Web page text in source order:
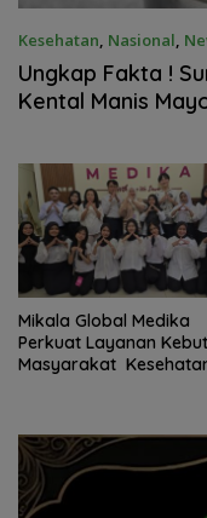
Kesehatan, Nasional,
Ungkap Fakta !
Kental Manis
Mikala Global Medika
Perkuat Layanan
Masyarakat